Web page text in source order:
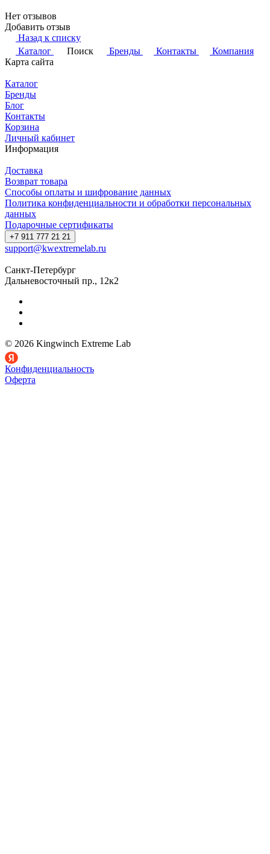
Нет отзывов
Добавить отзыв
Назад к списку
Каталог
Поиск Бренды Контакты
Компания
Карта сайта
Каталог
Бренды
Блог
Контакты
Корзина
Личный кабинет
Информация
Доставка
Возврат товара
Способы оплаты и шифрование данных
Политика конфиденциальности и обработки персональных
данных
Подарочные сертификаты
+7 911 777 21 21
support@kwextremelab.ru
Санкт-Петербург
Дальневосточный пр., 12к2
© 2026 Kingwinch Extreme Lab
Конфиденциальность
Оферта